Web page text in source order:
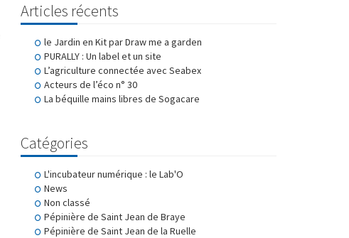
Articles récents
le Jardin en Kit par Draw me a garden
PURALLY : Un label et un site
L’agriculture connectée avec Seabex
Acteurs de l’éco n° 30
La béquille mains libres de Sogacare
Catégories
L'incubateur numérique : le Lab'O
News
Non classé
Pépinière de Saint Jean de Braye
Pépinière de Saint Jean de la Ruelle